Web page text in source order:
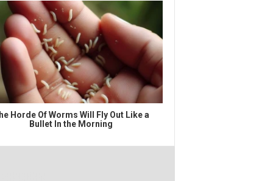
Horde Of Worms Will Fly Out Like a
Bullet In the Morning